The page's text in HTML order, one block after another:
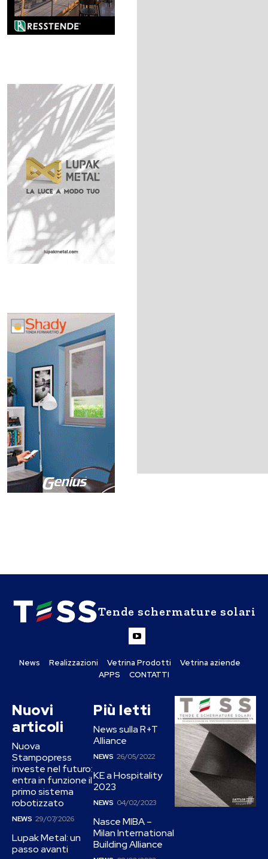
Tende schermature solari
News Realizzazioni Vetrina Prodotti
Vetrina aziende
APPS
CONTATTI
Nuovi
articoli
Nuova
Stampopress
investe nel futuro:
entra in funzione il
primo sistema
robotizzato
NEWS 29/07/2026
Lupak Metal: un
passo avanti
Più letti
News sulla R+T
Alliance
NEWS 26/05/2022
KE a Hospitality
2023
NEWS 04/02/2023
Nasce MIBA –
Milan International
Building Alliance